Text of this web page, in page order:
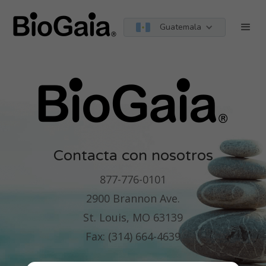
Guatemala
Contacta con nosotros
877-776-0101
2900 Brannon Ave.
St. Louis, MO 63139
Fax: (314) 664-4639